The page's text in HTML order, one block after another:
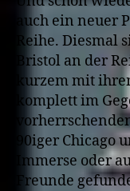
auch ein neuer
Reihe. Diesmal
Bristol an der
kurzem mit
komplett im
90iger Chicago
Immerse oder
Freunde